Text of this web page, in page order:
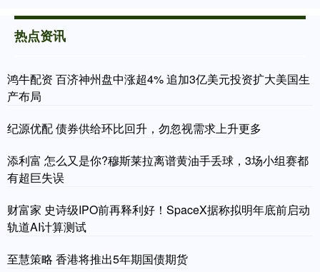
热点资讯
鸿牛配资 百济神州盘中涨超4% 追加3亿美元投资扩大美国生
产布局
纪源优配 债券供给环比回升，勿忽视需求上升更多
添利富 怎么又是你?穆斯莱拉离谱黄油手丢球，3场小组赛都
有超巨失误
财富家 史诗级IPO前再释利好！SpaceX据称拟明年底前启动
轨道AI计算测试
至慧策略 香港将推出5年期国债期货